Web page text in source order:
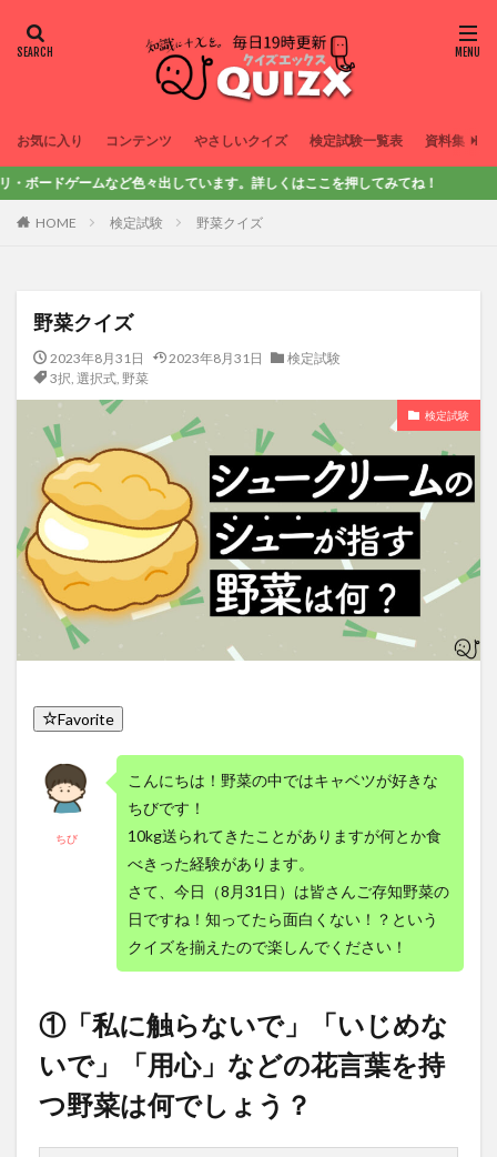
お気に入り コンテンツ やさしいクイズ 検定試験一覧表 資料集
色々出しています。詳しくはここを押してみてね！
HOME 検定試験 野菜クイズ
野菜クイズ
2023年8月31日 2023年8月31日
検定試験
3択, 選択式, 野菜
検定試験
Favorite
ちび
こんにちは！野菜の中ではキャベツが好きな
ちびです！
10kg送られてきたことがありますが何とか食
べきった経験があります。
さて、今日（8月31日）は皆さんご存知野菜の
日ですね！知ってたら面白くない！？という
クイズを揃えたので楽しんでください！
①「私に触らないで」「いじめな
いで」「用心」などの花言葉を持
つ野菜は何でしょう？